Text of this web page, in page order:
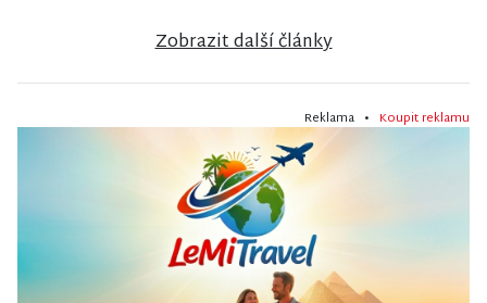
Zobrazit další články
Reklama • Koupit reklamu